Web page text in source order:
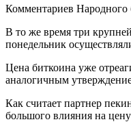
Комментариев Народного
В то же время три
понедельник
Цена биткоина уже
аналогичным
Как считает партнер
большого влияния на